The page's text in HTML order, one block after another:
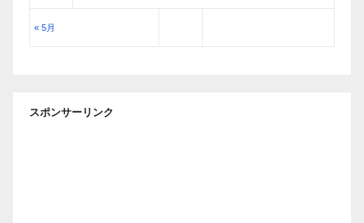
« 5月
スポンサーリンク